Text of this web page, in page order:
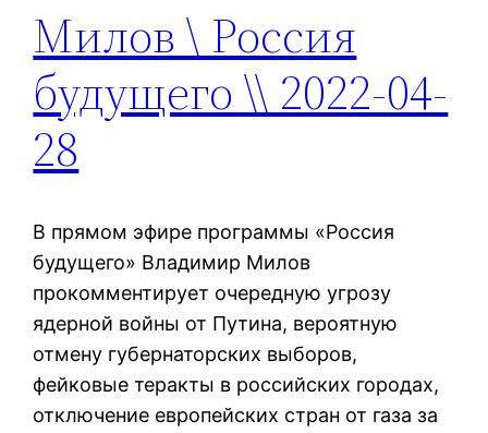
Милов \ Россия
будущего \\ 2022-04-
28
В прямом эфире программы «Россия
будущего» Владимир Милов
прокомментирует очередную угрозу
ядерной войны от Путина, вероятную
отмену губернаторских выборов,
фейковые теракты в российских городах,
отключение европейских стран от газа за